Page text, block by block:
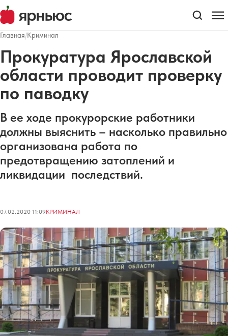
Главная/Криминал
Прокуратура Ярославской
области проводит проверку
по паводку
В ее ходе прокурорские работники
должны выяснить – насколько правильно
организована работа по
предотвращению затоплений и
ликвидации последствий.
07.02.2020 11:09КРИМИНАЛ